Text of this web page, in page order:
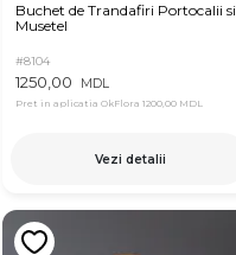
Buchet de Trandafiri Portocalii si
Musetel
#8104
1250,00 MDL
Pret in aplicatia OkFlora 1200,00 MDL
Vezi detalii